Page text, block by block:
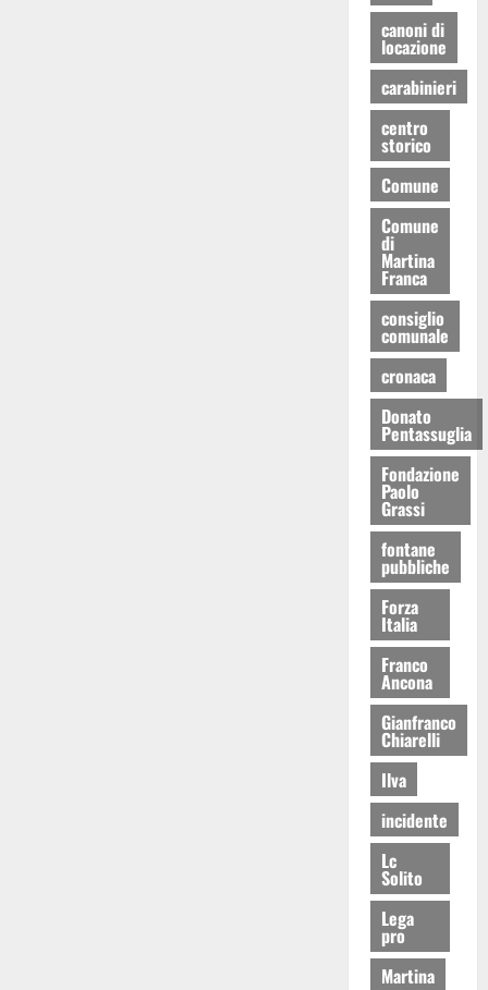
canoni di
locazione
carabinieri
centro
storico
Comune
Comune
di
Martina
Franca
consiglio
comunale
cronaca
Donato
Pentassuglia
Fondazione
Paolo
Grassi
fontane
pubbliche
Forza
Italia
Franco
Ancona
Gianfranco
Chiarelli
Ilva
incidente
Lc
Solito
Lega
pro
Martina